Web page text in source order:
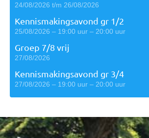
24/08/2026 t/m 26/08/2026
Kennismakingsavond gr 1/2
25/08/2026 – 19:00 uur – 20:00 uur
Groep 7/8 vrij
27/08/2026
Kennismakingsavond gr 3/4
27/08/2026 – 19:00 uur – 20:00 uur